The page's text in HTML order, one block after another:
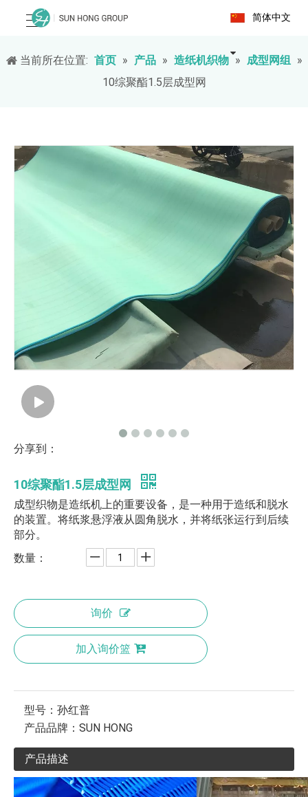
简体中文
当前所在位置: 首页 » 产品 » 造纸机织物 » 成型网组 »
10综聚酯1.5层成型网
分享到：
10综聚酯1.5层成型网
成型织物是造纸机上的重要设备，是一种用于造纸和脱水
的装置。将纸浆悬浮液从圆角脱水，并将纸张运行到后续
部分。
数量：
询价
加入询价篮
型号： 孙红普
产品品牌： SUN HONG
产品描述